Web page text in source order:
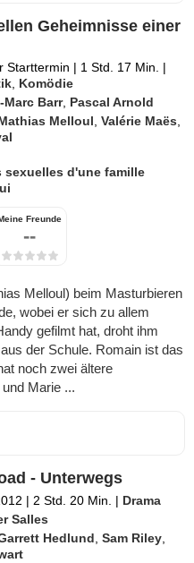
Geheimnisse einer
Starttermin | 1 Std. 17 Min. |
, Komödie
Marc Barr, Pascal Arnold
Melloul,Valérie Maës,
sexuelles d'une famille
Meine Freunde
--
Melloul) beim Masturbieren
wobei er sich zu allem
gefilmt hat, droht ihm
der Schule. Romain ist das
noch zwei ältere
Marie ...
- Unterwegs
| 2 Std. 20 Min. | Drama
Salles
Hedlund,Sam Riley,